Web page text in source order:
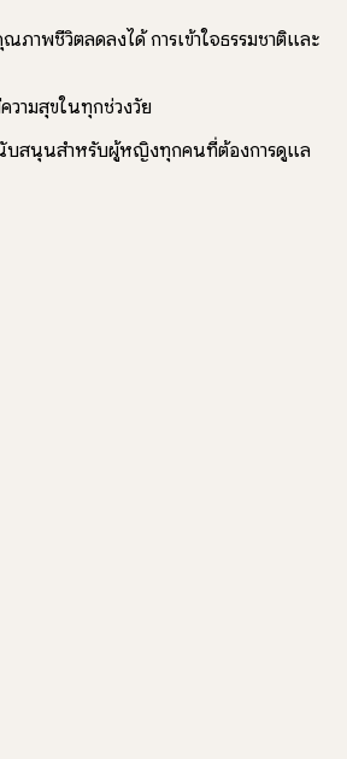
ภาพชีวิตลดลงได้ การเข้าใจธรรมชาติและ
วามสุขในทุกช่วงวัย
บสนุนสำหรับผู้หญิงทุกคนที่ต้องการดูแล